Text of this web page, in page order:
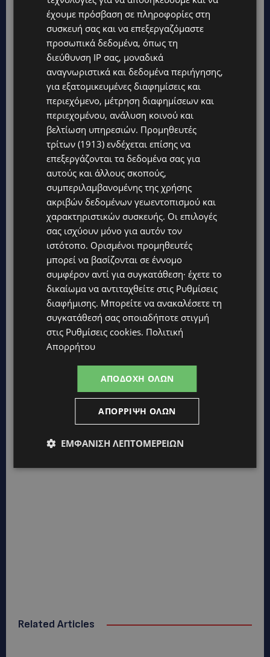
UPDATES
ΤΑΣΟΣ ΧΑΤΖΗΓΙΟΒΑΝΗΣ: Η συγκλονιστική ιστορία του
12χρονου Δημήτρη και η δωρεά των 12.500 ευρώ που του
έδωσε ελπίδα
STORIES
ΕΞΩΤΙΚΑ ΖΩΑ ΣΤΗΝ ΚΥΠΡΟ: Πότε επιτρέπεται και πότε
απαγορεύεται να έχεις μαϊμού ως κατοικίδιο – Ποια ζώα
μπορείς να διατηρείς νόμιμα
UPDATES
ΧΩΡΙΣ ΣΩΣΣΙΒΙΟ Η ΘΑΛΑΣΣΙΑ ΣΥΝΔΕΣΗ ΚΥΠΡΟΥ-ΕΛΛΑΔΑΣ:
«Χωρίς επιδότηση το πλοίο δεν θα ξανασηκώσει άγκυρα»
STORIES
ΜΑΡΙΝΟΣ ΚΩΝΣΤΑΝΤΙΝΙΔΗΣ: Οι πρωτοβουλίες για να
ξαναζωντανέψει η Μακαρίου και το κέντρο της Λευκωσίας-
UPDATES
ΤΡΟΧΑΙΟ ΣΤΗΝ ΛΕΥΚΩΣΙΑ: Χειροπέδες και στη σύζυγο του
27χρονου – Φέρεται να παραπλάνησε την Αστυνομία
ΔΕΝ ΥΠΟΧΩΡΕΙ Ο ΚΑΥΣΩΝΑΣ: Νέα κίτρινη προειδοποίηση για
40άρια – Πότε τίθεται σε ισχύ
UPDATES
επίθεση καταγράφηκε σε βίντεο
ΕΤΟΙΜΑΣΤΕΙΤΕ ΓΙΑ ΚΑΘΥΣΤΕΡΗΣΕΙΣ: Κλειστή λωρίδα στον
αυτοκινητόδρομο Αμμοχώστου – Λάρνακας
Related Articles
έχουμε πρόσβαση σε πληροφορίες στη
συσκευή σας και να επεξεργαζόμαστε
προσωπικά δεδομένα, όπως τη
διεύθυνση IP σας, μοναδικά
αναγνωριστικά και δεδομένα περιήγησης,
για εξατομικευμένες διαφημίσεις και
περιεχόμενο, μέτρηση διαφημίσεων και
περιεχομένου, ανάλυση κοινού και
βελτίωση υπηρεσιών. Προμηθευτές
τρίτων (1913) ενδέχεται επίσης να
επεξεργάζονται τα δεδομένα σας για
αυτούς και άλλους σκοπούς,
συμπεριλαμβανομένης της χρήσης
ακριβών δεδομένων γεωεντοπισμού και
χαρακτηριστικών συσκευής. Οι επιλογές
σας ισχύουν μόνο για αυτόν τον
ιστότοπο. Ορισμένοι προμηθευτές
μπορεί να βασίζονται σε έννομο
συμφέρον αντί για συγκατάθεση· έχετε το
δικαίωμα να αντιταχθείτε στις Ρυθμίσεις
διαφήμισης. Μπορείτε να ανακαλέσετε τη
συγκατάθεσή σας οποιαδήποτε στιγμή
στις Ρυθμίσεις cookies. Πολιτική
Απορρήτου
ΑΠΟΔΟΧΉ ΌΛΩΝ
ΑΠΌΡΡΙΨΗ ΌΛΩΝ
ΕΜΦΆΝΙΣΗ ΛΕΠΤΟΜΕΡΕΙΏΝ